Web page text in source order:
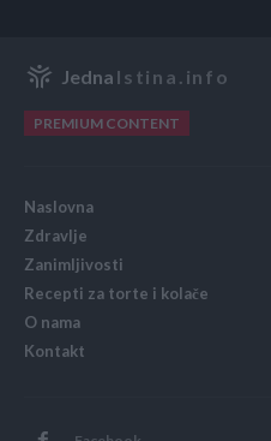
Jedna Istina.info
PREMIUM CONTENT
Naslovna
Zdravlje
Zanimljivosti
Recepti za torte i kolače
O nama
Kontakt